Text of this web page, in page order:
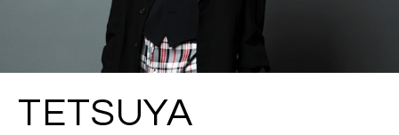
TETSUYA